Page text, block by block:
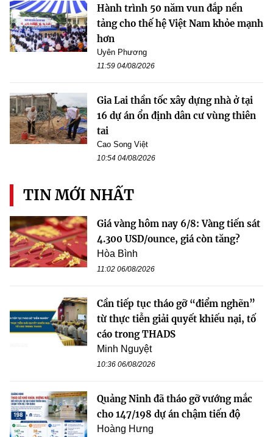
Hành trình 50 năm vun đắp nền
tảng cho thế hệ Việt Nam khỏe mạnh
hơn
Uyên Phương
11:59 04/08/2026
Gia Lai thần tốc xây dựng nhà ở tại
16 dự án ổn định dân cư vùng thiên
tai
Cao Song Việt
10:54 04/08/2026
TIN MỚI NHẤT
Giá vàng hôm nay 6/8: Vàng tiến sát
4.300 USD/ounce, giá còn tăng?
Hòa Bình
11:02 06/08/2026
Cần tiếp tục tháo gỡ “điểm nghẽn”
từ thực tiễn giải quyết khiếu nại, tố
cáo trong THADS
Minh Nguyệt
10:36 06/08/2026
Quảng Ninh đã tháo gỡ vướng mắc
cho 147/198 dự án chậm tiến độ
Hoàng Hưng